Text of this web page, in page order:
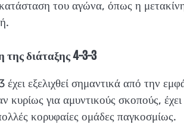
του αγώνα, όπως η
της διάταξης 4-3-3
εξελιχθεί σημαντικά από την
κυρίως για αμυντικούς σκοπούς,
κορυφαίες ομάδες παγκοσμίως.